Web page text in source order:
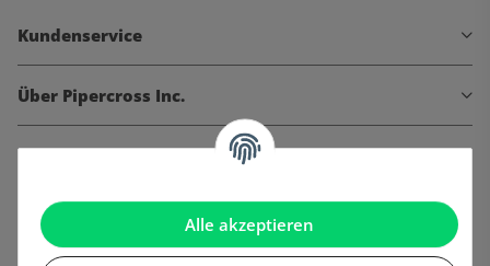
Alle akzeptieren
Kundenservice
Über Pipercross Inc.
Informationen
Gesetzliche Informationen